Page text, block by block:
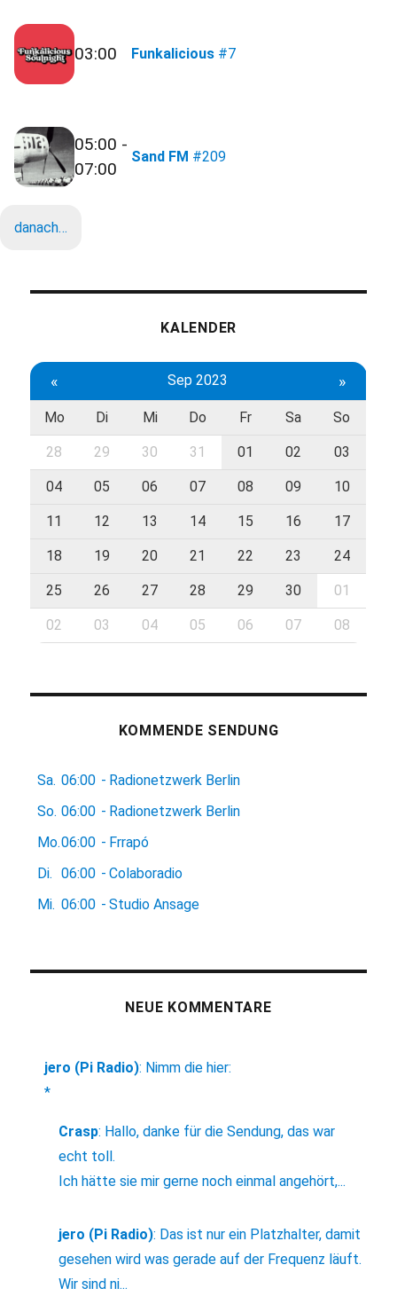
03:00 Funkalicious #7
05:00 -
07:00
Sand FM #209
danach…
KALENDER
« Sep 2023 »
Mo Di Mi Do Fr Sa So
28 29 30 31 01 02 03
04 05 06 07 08 09 10
11 12 13 14 15 16 17
18 19 20 21 22 23 24
25 26 27 28 29 30 01
02 03 04 05 06 07 08
KOMMENDE SENDUNG
Sa. 06:00 - Radionetzwerk Berlin
So. 06:00 - Radionetzwerk Berlin
Mo.06:00 - Frrapó
Di.
06:00 - Colaboradio
Mi. 06:00 - Studio Ansage
NEUE KOMMENTARE
jero (Pi Radio): Nimm die hier:
*
Crasp: Hallo, danke für die Sendung, das war
echt toll.
Ich hätte sie mir gerne noch einmal angehört,...
jero (Pi Radio): Das ist nur ein Platzhalter, damit
gesehen wird was gerade auf der Frequenz läuft.
Wir sind ni...